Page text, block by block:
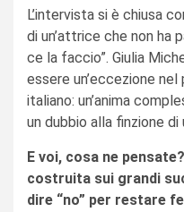
L’intervista si è chiusa
di un’attrice che non ha
ce la faccio”. Giulia
essere un’eccezione
italiano: un’anima
un dubbio alla finzione
E voi, cosa ne
costruita sui grandi
dire “no” per restare